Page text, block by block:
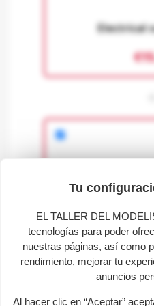
Electrical
Straight
Tu
EL TALLER DEL
tecnologías para poder
nuestras páginas, así como
rendimiento, mejorar tu
anuncios
Al hacer clic en “Aceptar”